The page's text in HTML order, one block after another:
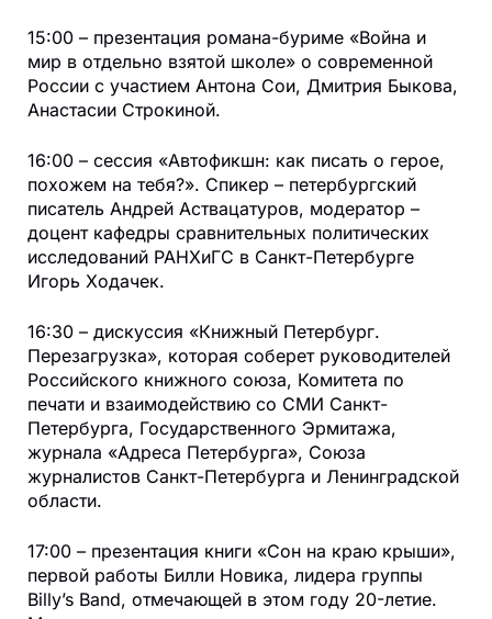
15:00 – презентация романа-буриме «Война и
мир в отдельно взятой школе» о современной
России с участием Антона Сои, Дмитрия Быкова,
Анастасии Строкиной.
16:00 – сессия «Автофикшн: как писать о герое,
похожем на тебя?». Спикер – петербургский
писатель Андрей Аствацатуров, модератор –
доцент кафедры сравнительных политических
исследований РАНХиГС в Санкт-Петербурге
Игорь Ходачек.
16:30 – дискуссия «Книжный Петербург.
Перезагрузка», которая соберет руководителей
Российского книжного союза, Комитета по
печати и взаимодействию со СМИ Санкт-
Петербурга, Государственного Эрмитажа,
журнала «Адреса Петербурга», Союза
журналистов Санкт-Петербурга и Ленинградской
области.
17:00 – презентация книги «Сон на краю крыши»,
первой работы Билли Новика, лидера группы
Billy’s Band, отмечающей в этом году 20-летие.